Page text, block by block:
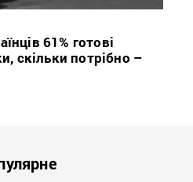
61% готові
скільки потрібно –